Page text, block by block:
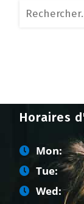
Rechercher :
Horaires
Mon:
Tue:
Wed: